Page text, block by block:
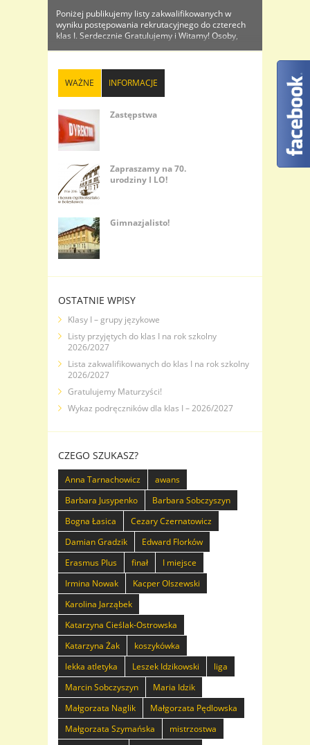
Poniżej publikujemy listy zakwalifikowanych w
wyniku postępowania rekrutacyjnego do czterech
klas I. Serdecznie Gratulujemy i Witamy! Osoby,
dokumentów wraz ze zdjęciem celem
potwierdzenia przyjęcia do I...
WAŻNE INFORMACJE
Zastępstwa
Zapraszamy na 70.
urodziny I LO!
Gimnazjalisto!
OSTATNIE WPISY
Klasy I – grupy językowe
Listy przyjętych do klas I na rok szkolny
2026/2027
Lista zakwalifikowanych do klas I na rok szkolny
2026/2027
Gratulujemy Maturzyści!
Wykaz podręczników dla klas I – 2026/2027
CZEGO SZUKASZ?
Anna Tarnachowicz
awans
Barbara Jusypenko
Barbara Sobczyszyn
Bogna Łasica
Cezary Czernatowicz
Damian Gradzik
Edward Florków
Erasmus Plus
finał
I miejsce
Irmina Nowak
Kacper Olszewski
Karolina Jarząbek
Katarzyna Cieślak-Ostrowska
Katarzyna Żak
koszykówka
lekka atletyka
Leszek Idzikowski
liga
Marcin Sobczyszyn
Maria Idzik
Małgorzata Naglik
Małgorzata Pędlowska
Małgorzata Szymańska
mistrzostwa